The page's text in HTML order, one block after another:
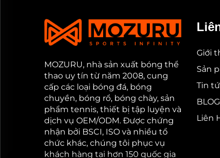
MOZURU, nhà sản xuất bóng thể
thao uy tín từ năm 2008, cung
cấp các loại bóng đá, bóng
chuyền, bóng rổ, bóng chày, sản
phẩm tennis, thiết bị tập luyện và
dịch vụ OEM/ODM. Được chứng
nhận bởi BSCI, ISO và nhiều tổ
chức khác, chúng tôi phục vụ
khách hàng tại hơn 150 quốc gia
Giới
Sản
Tin
BLOG
Liên